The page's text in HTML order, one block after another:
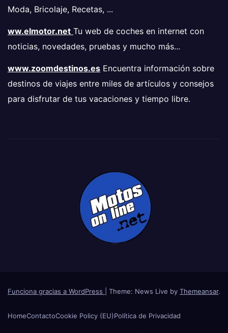
Moda, Bricolaje, Recetas, ...
ww.elmotor.net Tu web de coches en internet con
noticias, novedades, pruebas y mucho más...
www.zoomdestinos.es Encuentra información sobre
destinos de viajes entre miles de artículos y consejos
para disfrutar de tus vacaciones y tiempo libre.
Funciona gracias a WordPress Theme: News Live by Themeansar.
HomeContactoCookie Policy (EU)Política de Privacidad